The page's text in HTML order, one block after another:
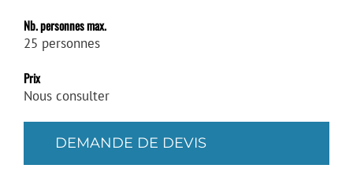
Nb. personnes max.
25 personnes
Prix
Nous consulter
DEMANDE DE DEVIS